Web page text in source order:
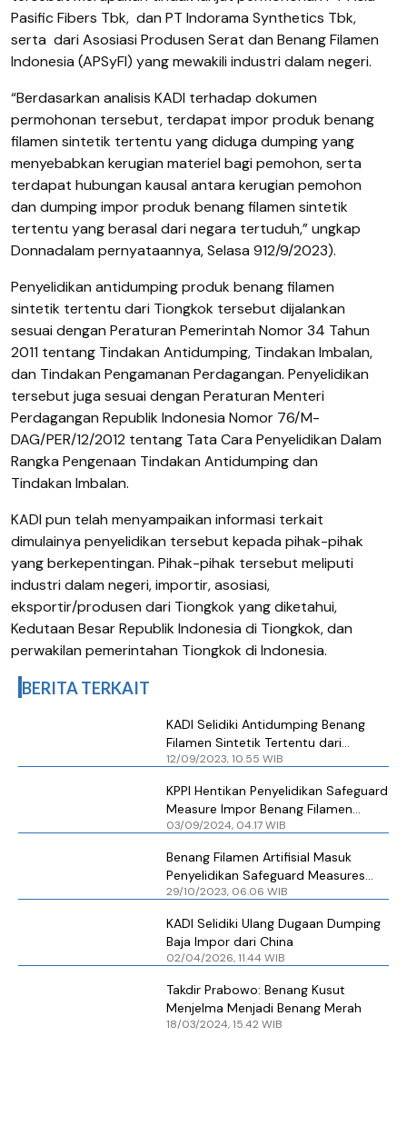
Pasific Fibers Tbk, dan PT Indorama Synthetics Tbk,
serta dari Asosiasi Produsen Serat dan Benang Filamen
Indonesia (APSyFI) yang mewakili industri dalam negeri.
“Berdasarkan analisis KADI terhadap dokumen
permohonan tersebut, terdapat impor produk benang
filamen sintetik tertentu yang diduga dumping yang
menyebabkan kerugian materiel bagi pemohon, serta
terdapat hubungan kausal antara kerugian pemohon
dan dumping impor produk benang filamen sintetik
tertentu yang berasal dari negara tertuduh,” ungkap
Donnadalam pernyataannya, Selasa 912/9/2023).
Penyelidikan antidumping produk benang filamen
sintetik tertentu dari Tiongkok tersebut dijalankan
sesuai dengan Peraturan Pemerintah Nomor 34 Tahun
2011 tentang Tindakan Antidumping, Tindakan Imbalan,
dan Tindakan Pengamanan Perdagangan. Penyelidikan
tersebut juga sesuai dengan Peraturan Menteri
Perdagangan Republik Indonesia Nomor 76/M-
DAG/PER/12/2012 tentang Tata Cara Penyelidikan Dalam
Rangka Pengenaan Tindakan Antidumping dan
Tindakan Imbalan.
KADI pun telah menyampaikan informasi terkait
dimulainya penyelidikan tersebut kepada pihak-pihak
yang berkepentingan. Pihak-pihak tersebut meliputi
industri dalam negeri, importir, asosiasi,
eksportir/produsen dari Tiongkok yang diketahui,
Kedutaan Besar Republik Indonesia di Tiongkok, dan
perwakilan pemerintahan Tiongkok di Indonesia.
BERITA TERKAIT
KADI Selidiki Antidumping Benang
Filamen Sintetik Tertentu dari
Tiongkok
12/09/2023, 10.55 WIB
KPPI Hentikan Penyelidikan Safeguard
Measure Impor Benang Filamen
Artifisial
03/09/2024, 04.17 WIB
Benang Filamen Artifisial Masuk
Penyelidikan Safeguard Measures
KPPI
29/10/2023, 06.06 WIB
KADI Selidiki Ulang Dugaan Dumping
Baja Impor dari China
02/04/2026, 11.44 WIB
Takdir Prabowo: Benang Kusut
Menjelma Menjadi Benang Merah
18/03/2024, 15.42 WIB